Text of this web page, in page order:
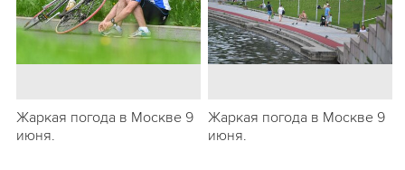
Жаркая погода в Москве 9
июня.
Жаркая погода в Москве 9
июня.